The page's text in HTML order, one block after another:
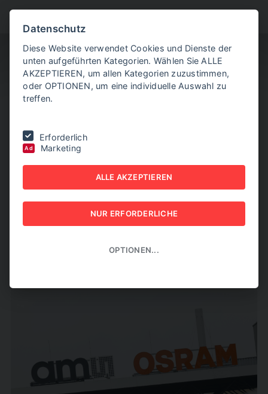
Premstätten weiter auf "Wachstumspfad"
AMS-OSRAM SIEHT
PREMSTÄTTEN WEITER
AUF "WACHSTUMSPFAD"
Datenschutz
Diese Website verwendet Cookies und Dienste der
unten aufgeführten Kategorien. Wählen Sie ALLE
AKZEPTIEREN, um allen Kategorien zuzustimmen,
oder OPTIONEN, um eine individuelle Auswahl zu
treffen.
Erforderlich
Ad Marketing
ALLE AKZEPTIEREN
NUR ERFORDERLICHE
OPTIONEN...